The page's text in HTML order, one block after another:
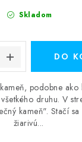
Skladom
DO
podobne ako
druhu. V
kameň". Stačí
žiarivú...